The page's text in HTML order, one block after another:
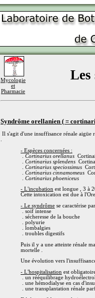
Mycologie
et
Pharmacie
Syndrôme orellanien ( =
Il s'agit d'une insuffisance rénale aigüe
- Espèces concernées :
Cortinarius orellanus
Cortinarius splendens
Cortinarius speciossimus
Cortinarius cinnamomeus
Cortinarius phoeniceus
- L'incubation est longue , 3 à
Cette intoxication est due à
- Le syndrôme se caractérise
. soif intense
. sécheresse de la bouche
. polyurie
. lombalgies
. troubles digestifs
Puis il y a une atteinte rénale
mortelle .
Une évolution vers
- L'hospitalisation est
. un rééquilibrage
. une hémodialyse en cas
. une transplantation rénale